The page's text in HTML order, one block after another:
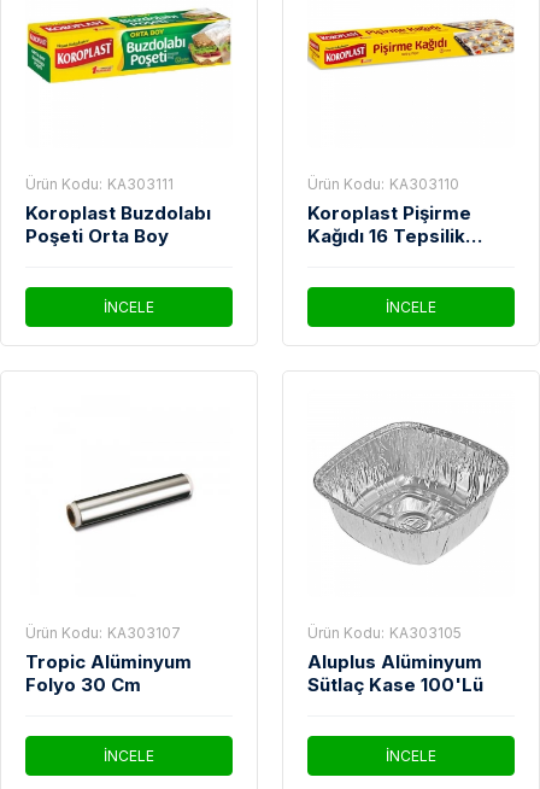
Ürün Kodu: KA303111
Koroplast Buzdolabı
Poşeti Orta Boy
İNCELE
Ürün Kodu: KA303110
Koroplast Pişirme
Kağıdı 16 Tepsilik
İNCELE
Ürün Kodu: KA303107
Tropic Alüminyum
Folyo 30 Cm
İNCELE
Ürün Kodu: KA303105
Aluplus Alüminyum
Sütlaç Kase 100'Lü
İNCELE